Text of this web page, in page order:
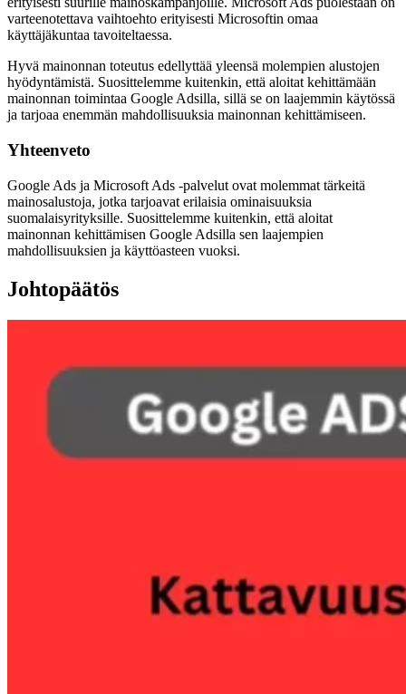
varteenotettava vaihtoehto erityisesti Microsoftin omaa
käyttäjäkuntaa tavoiteltaessa.
Hyvä mainonnan toteutus edellyttää yleensä molempien alustojen
hyödyntämistä. Suosittelemme kuitenkin, että aloitat kehittämään
mainonnan toimintaa Google Adsilla, sillä se on laajemmin käytössä
ja tarjoaa enemmän mahdollisuuksia mainonnan kehittämiseen.
Yhteenveto
Google Ads ja Microsoft Ads -palvelut ovat molemmat tärkeitä
mainosalustoja, jotka tarjoavat erilaisia ominaisuuksia
suomalaisyrityksille. Suosittelemme kuitenkin, että aloitat
mainonnan kehittämisen Google Adsilla sen laajempien
mahdollisuuksien ja käyttöasteen vuoksi.
Johtopäätös